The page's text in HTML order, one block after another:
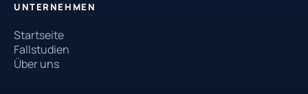
UNTERNEHMEN
Startseite
Fallstudien
Über uns